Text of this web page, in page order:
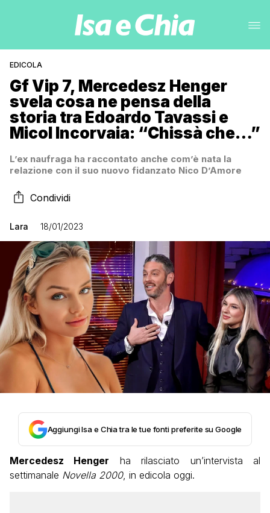
EDICOLA
Gf Vip 7, Mercedesz Henger
svela cosa ne pensa della
storia tra Edoardo Tavassi e
Micol Incorvaia: “Chissà che…”
L’ex naufraga ha raccontato anche com’è nata la
relazione con il suo nuovo fidanzato Nico D’Amore
Condividi
Lara 18/01/2023
Aggiungi Isa e Chia tra le tue fonti preferite su Google
Mercedesz Henger ha rilasciato un’intervista al
settimanale Novella 2000, in edicola oggi.